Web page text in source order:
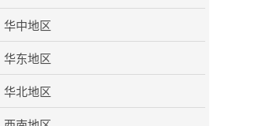
华中地区
华东地区
华北地区